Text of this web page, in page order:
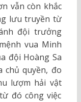
vẫn còn khắc
lưu truyền từ
đội trưởng
vua Minh
đội Hoàng Sa
chủ quyền, đo
lượm hải vật
đó công việc